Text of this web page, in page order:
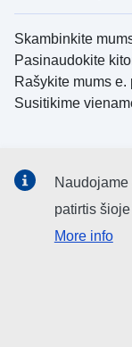
Skambinkite
Pasinaudokite
Rašykite mums
Susitikime
socialinių
patirtis
More info